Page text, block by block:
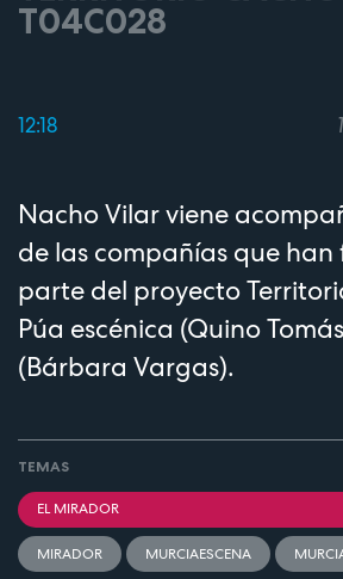
T04C028
12:18
Nacho Vilar viene
de las compañías que
parte del proyecto
Púa escénica (Quino
(Bárbara Vargas).
TEMAS
EL MIRADOR
MIRADOR MURCIAESCENA